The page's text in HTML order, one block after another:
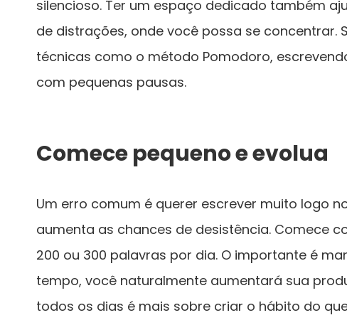
silencioso. Ter um espaço dedicado também
de distrações, onde você possa se concentrar.
técnicas como o método Pomodoro,
com pequenas pausas.
Comece pequeno e evolua
Um erro comum é querer escrever muito logo
aumenta as chances de desistência. Comece
200 ou 300 palavras por dia. O importante é
tempo, você naturalmente aumentará sua
todos os dias é mais sobre criar o hábito do